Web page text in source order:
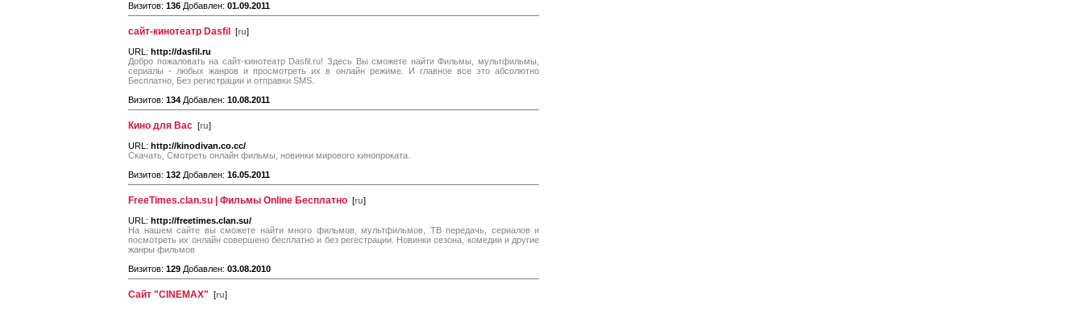
Визитов: 136 Добавлен: 01.09.2011
сайт-кинотеатр Dasfil [ru]
URL: http://dasfil.ru
Добро пожаловать на сайт-кинотеатр Dasfil.ru! Здесь Вы сможете найти Фильмы, мультфильмы,
сериалы - любых жанров и просмотреть их в онлайн режиме. И главное все это абсолютно
Бесплатно, Без регистрации и отправки SMS.
Визитов: 134 Добавлен: 10.08.2011
Кино для Вас [ru]
URL: http://kinodivan.co.cc/
Скачать, Смотреть онлайн фильмы, новинки мирового кинопроката.
Визитов: 132 Добавлен: 16.05.2011
FreeTimes.clan.su | Фильмы Online Бесплатно [ru]
URL: http://freetimes.clan.su/
На нашем сайте вы сможете найти много фильмов, мультфильмов, ТВ передачь, сериалов и
посмотреть их онлайн совершено бесплатно и без регестрации. Новинки сезона, комедии и другие
жанры фильмов
Визитов: 129 Добавлен: 03.08.2010
Сайт "CINEMAX" [ru]